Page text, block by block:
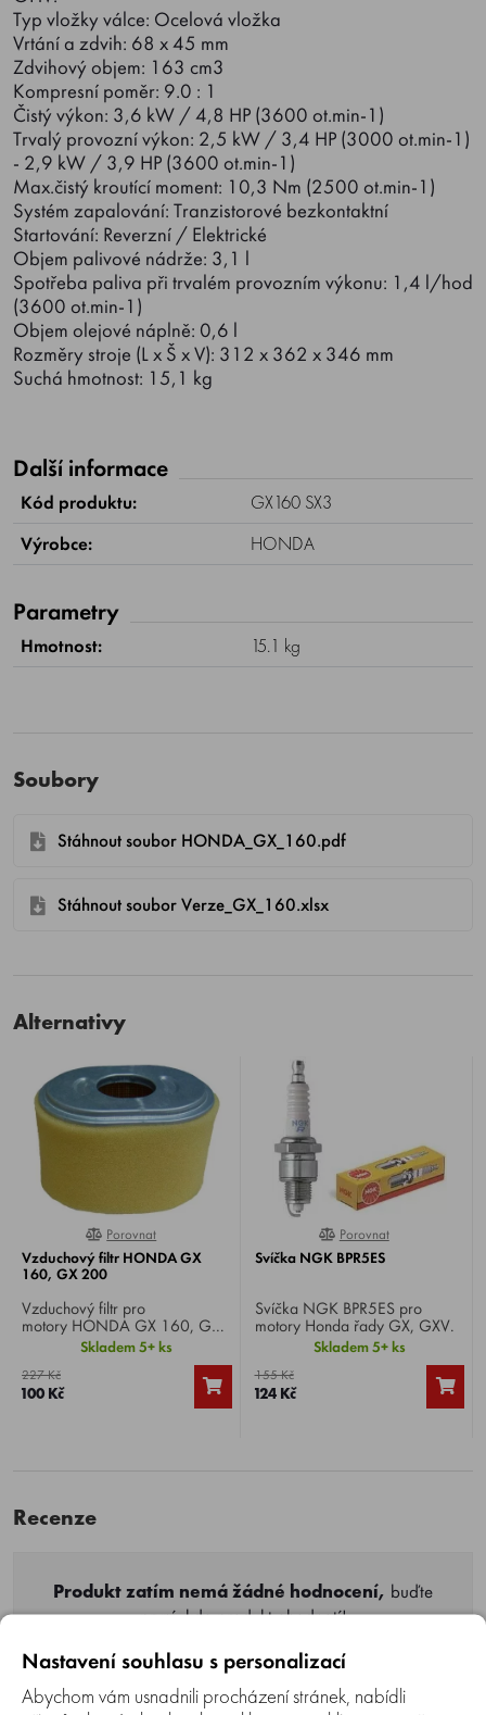
Typ vložky válce: Ocelová vložka
Vrtání a zdvih: 68 x 45 mm
Zdvihový objem: 163 cm3
Kompresní poměr: 9.0 : 1
Čistý výkon: 3,6 kW / 4,8 HP (3600 ot.min-1)
Trvalý provozní výkon: 2,5 kW / 3,4 HP (3000 ot.min-1)
- 2,9 kW / 3,9 HP (3600 ot.min-1)
Max.čistý kroutící moment: 10,3 Nm (2500 ot.min-1)
Systém zapalování: Tranzistorové bezkontaktní
Startování: Reverzní / Elektrické
Objem palivové nádrže: 3,1 l
Spotřeba paliva při trvalém provozním výkonu: 1,4 l/hod
(3600 ot.min-1)
Objem olejové náplně: 0,6 l
Rozměry stroje (L x Š x V): 312 x 362 x 346 mm
Suchá hmotnost: 15,1 kg
Další informace
Kód produktu:
GX160 SX3
Výrobce:
HONDA
Parametry
Hmotnost: 15.1 kg
Soubory
Stáhnout soubor HONDA_GX_160.pdf
Stáhnout soubor Verze_GX_160.xlsx
Alternativy
0%
Porovnat
Vzduchový filtr HONDA GX
160, GX 200
Vzduchový filtr pro
motory HONDA GX 160, GX
200. Originální číslo 17210-
ZE1-821, 17210-ZE1-822,
17210-ZE1-505.
Skladem 5+ ks
227 Kč
100 Kč
80%
Porovnat
Svíčka NGK BPR5ES
Svíčka NGK BPR5ES pro
motory Honda řady GX, GXV.
Skladem 5+ ks
155 Kč
124 Kč
Recenze
Produkt zatím nemá žádné hodnocení, buďte
první, kdo produkt ohodnotí!
Přidat hodnocení
Nastavení souhlasu s personalizací
Abychom vám usnadnili procházení stránek, nabídli